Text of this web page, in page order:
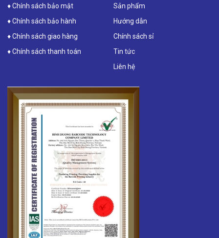
♦ Chính sách bảo mật
♦ Chính sách bảo hành
♦ Chính sách giao hàng
♦ Chính sách thanh toán
Sản phẩm
Hướng dẫn
Chính sách sỉ
Tin tức
Liên hệ